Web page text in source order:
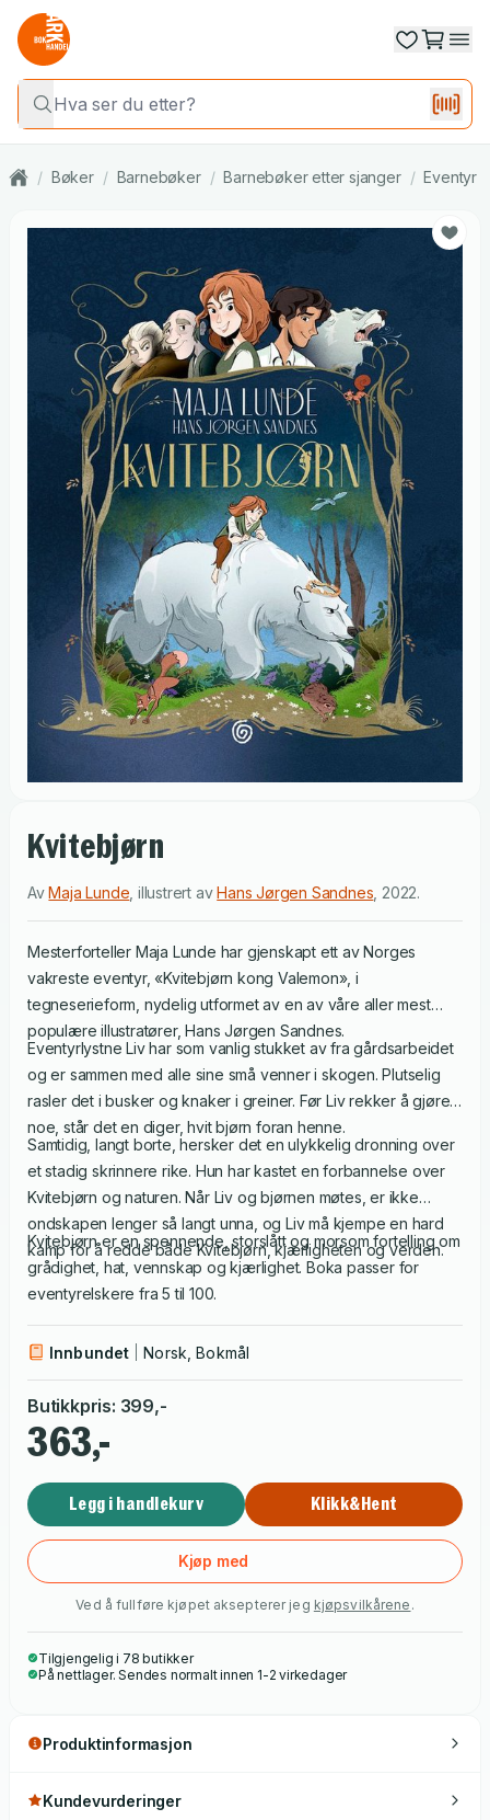
/ Bøker / Barnebøker / Barnebøker etter sjanger / Eventyr
Kvitebjørn
AvMaja Lunde ,illustrert avHans Jørgen Sandnes 2022.
Mesterforteller Maja Lunde har gjenskapt ett av Norges
vakreste eventyr, «Kvitebjørn kong Valemon», i
tegneserieform, nydelig utformet av en av våre aller mest
populære illustratører, Hans Jørgen Sandnes.
Eventyrlystne Liv har som vanlig stukket av fra gårdsarbeidet
og er sammen med alle sine små venner i skogen. Plutselig
rasler det i busker og knaker i greiner. Før Liv rekker å gjøre
noe, står det en diger, hvit bjørn foran henne.
Samtidig, langt borte, hersker det en ulykkelig dronning over
et stadig skrinnere rike. Hun har kastet en forbannelse over
Kvitebjørn og naturen. Når Liv og bjørnen møtes, er ikke
ondskapen lenger så langt unna, og Liv må kjempe en hard
kamp for å redde både Kvitebjørn, kjærligheten og verden.
Kvitebjørn er en spennende, storslått og morsom fortelling om
grådighet, hat, vennskap og kjærlighet. Boka passer for
eventyrelskere fra 5 til 100.
Innbundet Norsk, Bokmål
Butikkpris: 399,-
363,-
Legg i handlekurv Klikk&Hent
Kjøp med
Ved å fullføre kjøpet aksepterer jeg kjøpsvilkårene .
Tilgjengelig i 78 butikker
På nettlager. Sendes normalt innen 1-2 virkedager
Produktinformasjon
Kundevurderinger